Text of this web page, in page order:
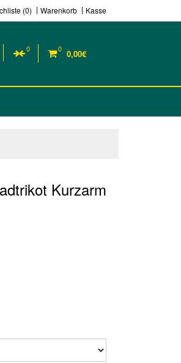
(0) Warenkorb Kasse
0 0 0,00€
Kurzarm